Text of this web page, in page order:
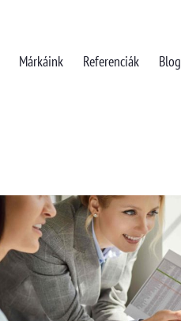
Márkáink Referenciák Blog